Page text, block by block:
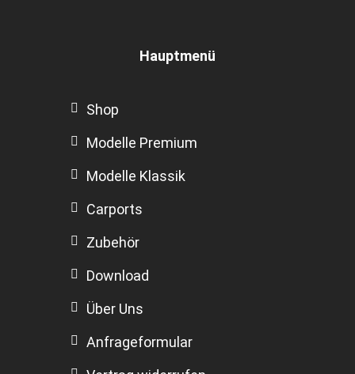
Hauptmenü
Shop
Modelle Premium
Modelle Klassik
Carports
Zubehör
Download
Über Uns
Anfrageformular